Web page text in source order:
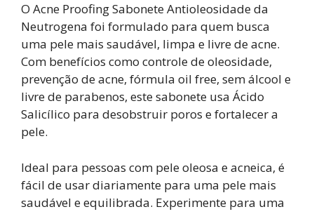
O Acne Proofing Sabonete Antioleosidade da
Neutrogena foi formulado para quem busca
uma pele mais saudável, limpa e livre de acne.
Com benefícios como controle de oleosidade,
prevenção de acne, fórmula oil free, sem álcool e
livre de parabenos, este sabonete usa Ácido
Salicílico para desobstruir poros e fortalecer a
pele.
Ideal para pessoas com pele oleosa e acneica, é
fácil de usar diariamente para uma pele mais
saudável e equilibrada. Experimente para uma